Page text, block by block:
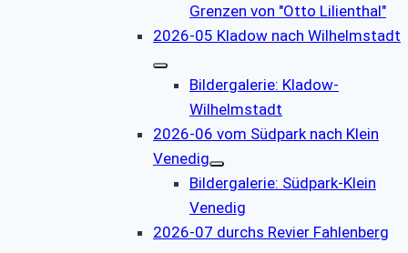
Grenzen von "Otto Lilienthal"
2026-05 Kladow nach Wilhelmstadt
Bildergalerie: Kladow-
Wilhelmstadt
2026-06 vom Südpark nach Klein
Venedig
Bildergalerie: Südpark-Klein
Venedig
2026-07 durchs Revier Fahlenberg